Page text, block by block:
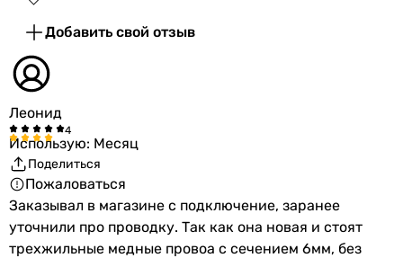
IV202 SB 7.0 kW носят ознакомительный характер и могут
изменяться производителем без уведомления. Магазин не
несет ответственности за изменения, внесенные
производителем.
Добавить свой отзыв
Леонид
Использую: Месяц
Поделиться
Пожаловаться
Заказывал в магазине с подключение, заранее
уточнили про проводку. Так как она новая и стоят
трехжильные медные провоа с сечением 6мм, без